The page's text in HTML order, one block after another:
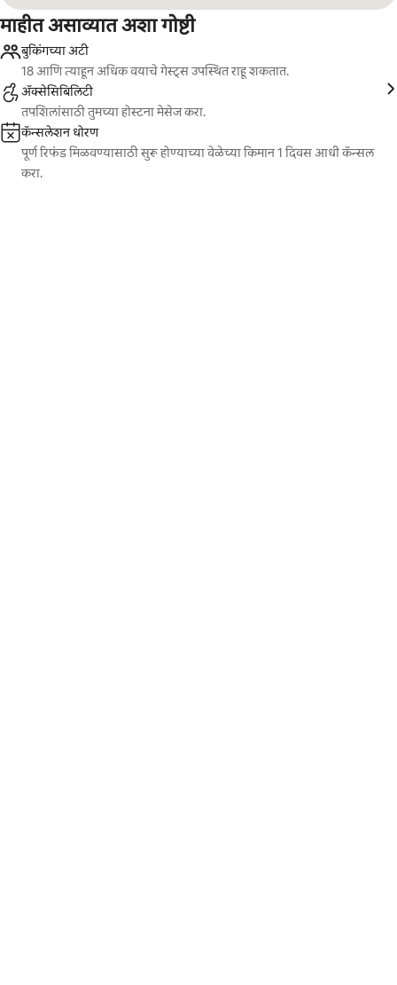
माहीत असाव्यात अशा गोष्टी
बुकिंगच्या अटी
18 आणि त्याहून अधिक वयाचे गेस्ट्स उपस्थित राहू शकतात.
ॲक्सेसिबिलिटी
तपशिलांसाठी तुमच्या होस्टना मेसेज करा.
कॅन्सलेशन धोरण
पूर्ण रिफंड मिळवण्यासाठी सुरू होण्याच्या वेळेच्या किमान 1 दिवस आधी कॅन्सल
करा.